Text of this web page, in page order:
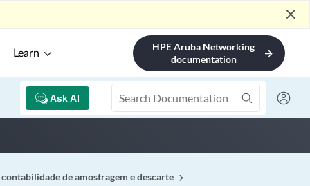
close
Learn
HPE Aruba Networking
documentation
arrow_forward
Ask AI
de amostragem e descarte